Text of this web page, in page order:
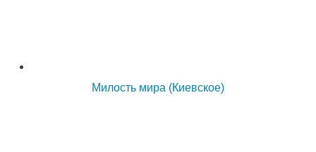
Милость мира (Киевское)